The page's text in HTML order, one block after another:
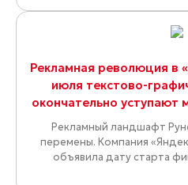
Рекламная революция в
июля текстово-
окончательно
Рекламный ландшафт
перемены. Компания
объявила дату старта